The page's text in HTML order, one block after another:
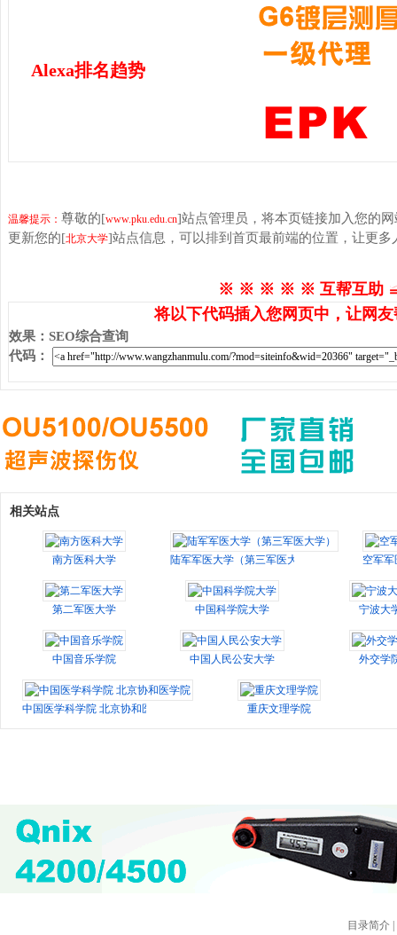
Alexa排名趋势
温馨提示： 尊敬的[www.pku.edu.cn]站点管理员，将本页链接加入您的
更新您的[北京大学]站点信息，可以排到首页最前端的位置，让更
※ ※ ※ ※ ※ 互帮互助
将以下代码插入您网页中，让网
效果 ： SEO综合查询
代码 ：
相关站点
南方医科大学 陆军军医大学（第三军医大学） 空军
第二军医大学 中国科学院大学 宁波大
中国音乐学院 中国人民公安大学 外交学
中国医学科学院 北京协和医学院 重庆文理学院
目录简介